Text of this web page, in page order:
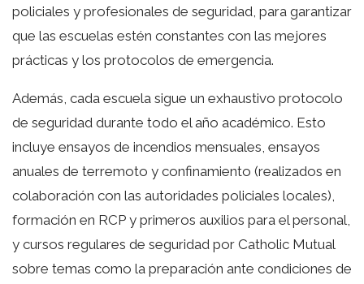
policiales y profesionales de seguridad, para garantizar
que las escuelas estén constantes con las mejores
prácticas y los protocolos de emergencia.
Además, cada escuela sigue un exhaustivo protocolo
de seguridad durante todo el año académico. Esto
incluye ensayos de incendios mensuales, ensayos
anuales de terremoto y confinamiento (realizados en
colaboración con las autoridades policiales locales),
formación en RCP y primeros auxilios para el personal,
y cursos regulares de seguridad por Catholic Mutual
sobre temas como la preparación ante condiciones de